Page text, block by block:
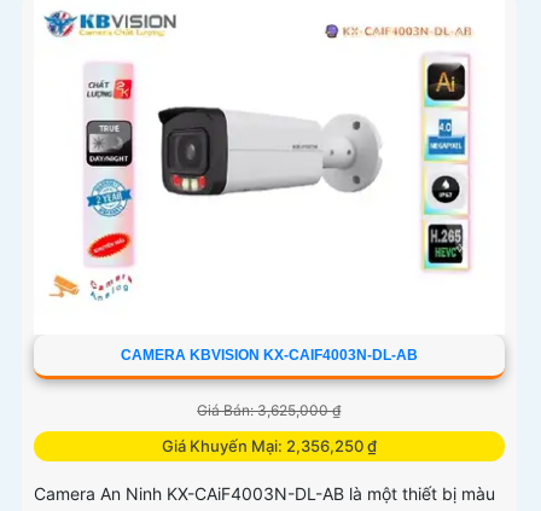
CAMERA KBVISION KX-CAIF4003N-DL-AB
Giá Bán: 3,625,000 ₫
Giá Khuyến Mại: 2,356,250 ₫
Camera An Ninh KX-CAiF4003N-DL-AB là một thiết bị màu